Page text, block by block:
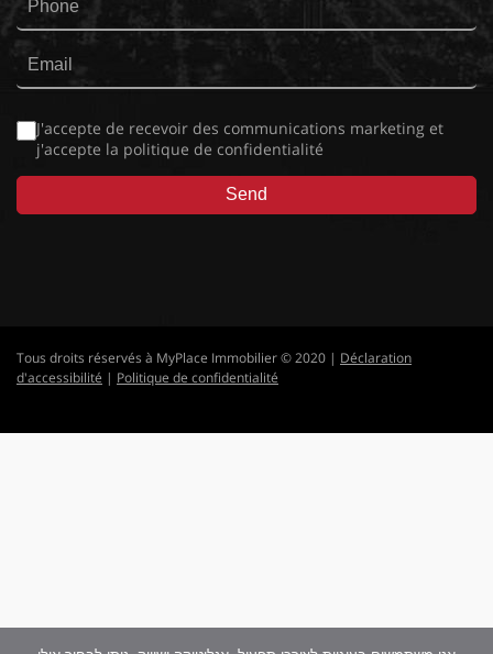
J'accepte de recevoir des communications marketing et
j'accepte la politique de confidentialité
Tous droits réservés à MyPlace Immobilier © 2020 | Déclaration
d'accessibilité | Politique de confidentialité